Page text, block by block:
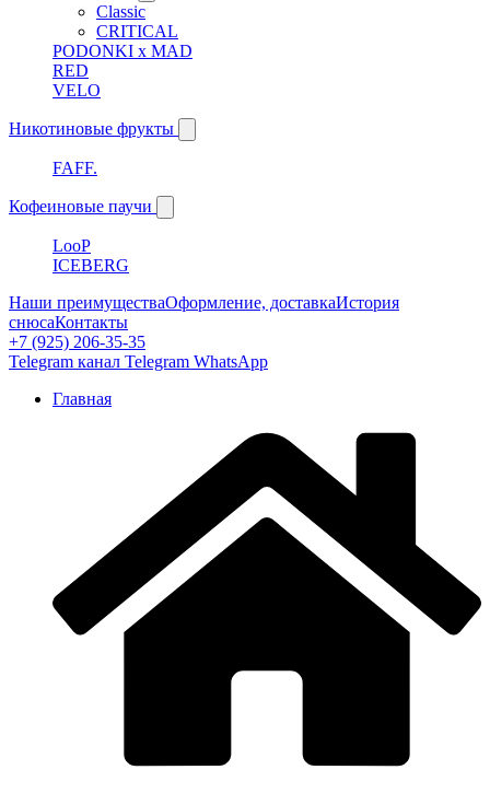
Classic
CRITICAL
PODONKI x MAD
RED
VELO
Никотиновые фрукты
FAFF.
Кофеиновые паучи
LooP
ICEBERG
Наши преимуществаОформление, доставкаИстория
снюсаКонтакты
+7 (925) 206-35-35
Telegram канал Telegram WhatsApp
Главная